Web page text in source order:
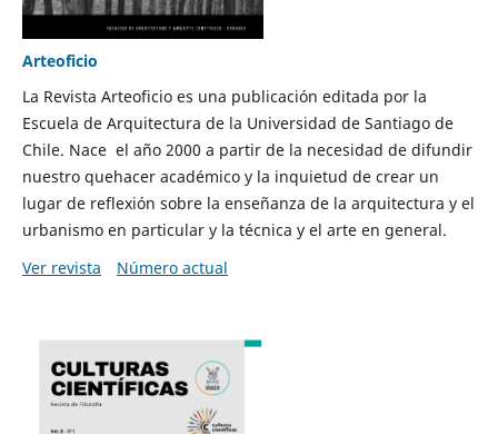
Arteoficio
La Revista Arteoficio es una publicación editada por la
Escuela de Arquitectura de la Universidad de Santiago de
Chile. Nace el año 2000 a partir de la necesidad de difundir
nuestro quehacer académico y la inquietud de crear un
lugar de reflexión sobre la enseñanza de la arquitectura y el
urbanismo en particular y la técnica y el arte en general.
Ver revista
Número actual